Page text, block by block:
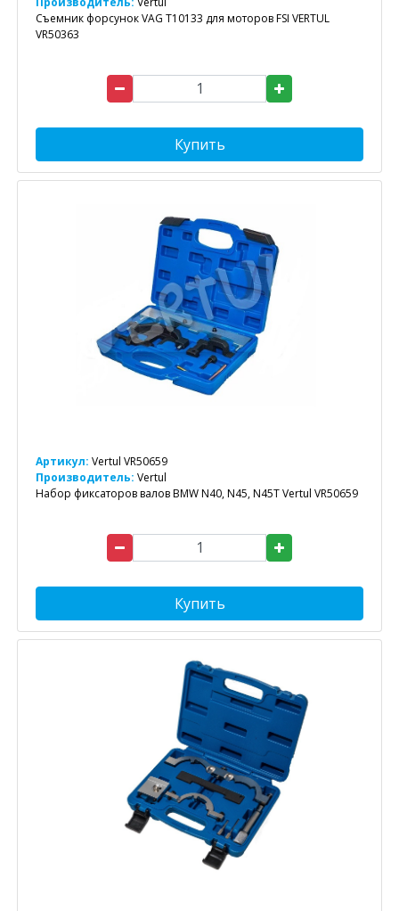
Съемник форсунок VAG T10133 для моторов FSI VERTUL
VR50363
Купить
Артикул: Vertul VR50659
Производитель: Vertul
Набор фиксаторов валов BMW N40, N45, N45T Vertul VR50659
Купить